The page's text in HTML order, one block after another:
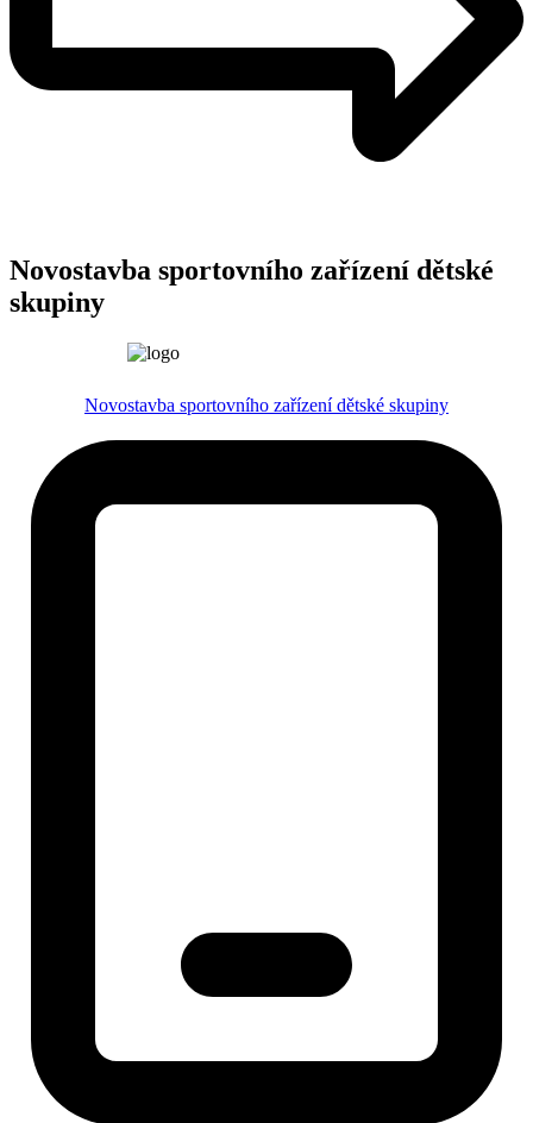
Novostavba sportovního zařízení dětské
skupiny
Novostavba sportovního zařízení dětské skupiny